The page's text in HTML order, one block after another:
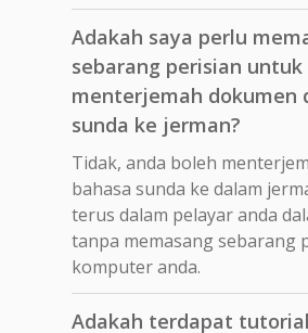
Adakah saya perlu
sebarang perisian untuk
menterjemah dokumen
sunda ke jerman?
Tidak, anda boleh
bahasa sunda ke dalam
terus dalam pelayar anda
tanpa memasang sebarang
komputer anda.
Adakah terdapat